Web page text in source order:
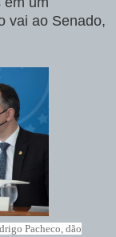
vai ao Senado,
Pacheco, dão